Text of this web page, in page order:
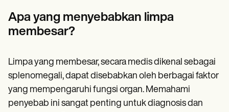
Help Center
Demos
Training Hub
Become a Partner
Pricing
Why Carepatron?
Login
Get started
Apa yang menyebabkan limpa
membesar?
Limpa yang membesar, secara medis dikenal sebagai
splenomegali, dapat disebabkan oleh berbagai faktor
yang mempengaruhi fungsi organ. Memahami
penyebab ini sangat penting untuk diagnosis dan